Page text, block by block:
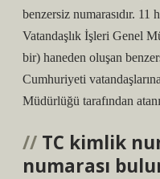
benzersiz numarasıdır.
Vatandaşlık İşleri Genel
bir) haneden oluşan
Cumhuriyeti
Müdürlüğü tarafından
TC kimlik
numarası